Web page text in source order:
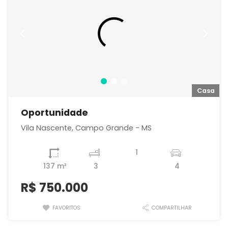
Casa
Oportunidade
Vila Nascente, Campo Grande - MS
137 m² 3
1
4
R$ 750.000
FAVORITOS COMPARTILHAR